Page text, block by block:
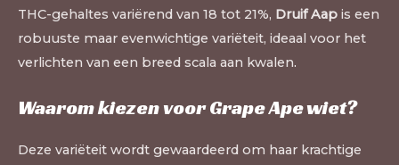
THC-gehaltes variërend van 18 tot 21%, Druif Aap is een
robuuste maar evenwichtige variëteit, ideaal voor het
verlichten van een breed scala aan kwalen.
Waarom kiezen voor Grape Ape wiet?
Deze variëteit wordt gewaardeerd om haar krachtige